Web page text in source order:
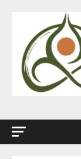
content